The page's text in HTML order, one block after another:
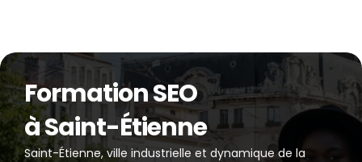
Formation SEO
à Saint-Étienne
Saint-Étienne, ville industrielle et dynamique de la